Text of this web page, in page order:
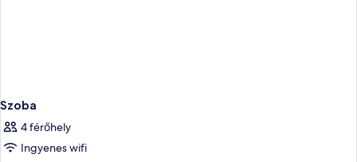
Szoba
4 férőhely
Ingyenes wifi